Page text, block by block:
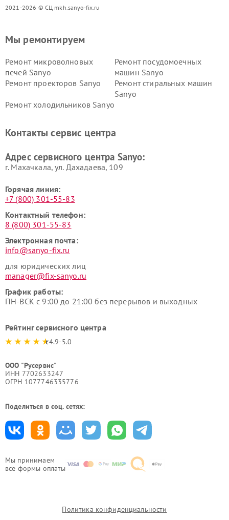
2021-2026 © СЦ mkh.sanyo-fix.ru
Мы принимаем
все формы оплаты
Мы ремонтируем
Ремонт микроволновых
печей Sanyo
Ремонт посудомоечных
машин Sanyo
Ремонт проекторов Sanyo
Ремонт стиральных машин
Sanyo
Ремонт холодильников Sanyo
Контакты сервис центра
Адрес сервисного центра Sanyo:
г. Махачкала, ул. Дахадаева, 109
Горячая линия:
+7 (800) 301-55-83
Контактный телефон:
8 (800) 301-55-83
Электронная почта:
info@sanyo-fix.ru
для юридических лиц
manager@fix-sanyo.ru
График работы:
ПН-ВСК с 9:00 до 21:00 без перерывов и выходных
Рейтинг сервисного центра
4.9-5.0
ООО "Русервис"
ИНН 7702633247
ОГРН 1077746335776
Поделиться в соц. сетях:
Политика конфиденциальности